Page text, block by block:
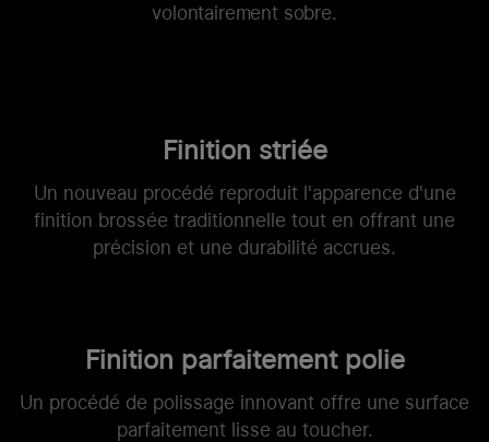
volontairement sobre.
Finition striée
Un nouveau procédé reproduit l'apparence d'une
finition brossée traditionnelle tout en offrant une
précision et une durabilité accrues.
Finition parfaitement polie
Un procédé de polissage innovant offre une surface
parfaitement lisse au toucher.